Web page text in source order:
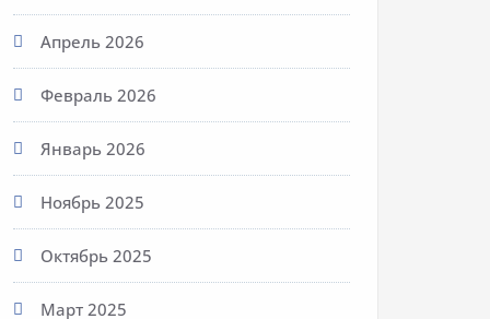
Апрель 2026
Февраль 2026
Январь 2026
Ноябрь 2025
Октябрь 2025
Март 2025